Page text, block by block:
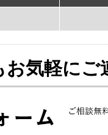
お気軽にご